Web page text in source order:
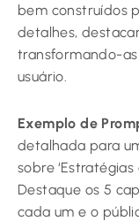
bem construídos
detalhes,
transformando-
usuário.
Exemplo de
detalhada para
sobre
Destaque os 5
cada um e o